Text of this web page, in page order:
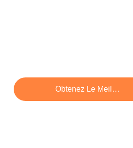
Obtenez Le Meilleur